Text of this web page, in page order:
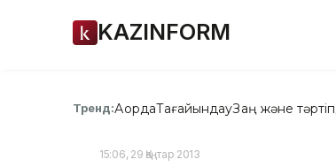
KAZINFORM
Тренд:АқордаТағайындауЗаң және тәртіп
15:06, 29 Қаңтар 2013